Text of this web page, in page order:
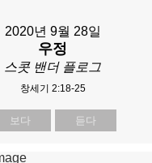
2020년 9월 28일
우정
스콧 밴더 플로그
창세기 2:18-25
보다 듣다